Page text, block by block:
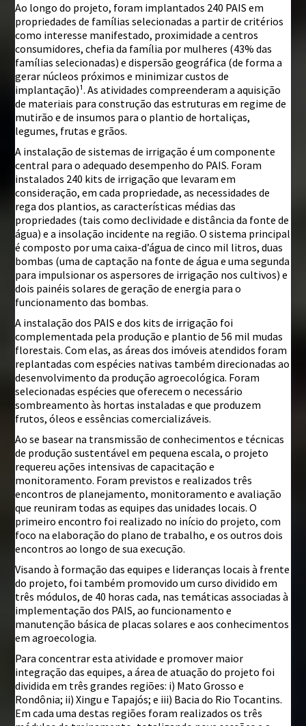
Ao longo do projeto, foram implantados 240 PAIS em
propriedades de famílias selecionadas a partir de critérios
como interesse manifestado, proximidade a centros
consumidores, chefia da família por mulheres (43% das
famílias selecionadas) e dispersão geográfica (de forma a
gerar núcleos próximos e minimizar custos de
implantação)¹. As atividades compreenderam a aquisição
de materiais para construção das estruturas em regime de
mutirão e de insumos para o plantio de hortaliças,
legumes, frutas e grãos.
A instalação de sistemas de irrigação é um componente
central para o adequado desempenho do PAIS. Foram
instalados 240 kits de irrigação que levaram em
consideração, em cada propriedade, as necessidades de
rega dos plantios, as características médias das
propriedades (tais como declividade e distância da fonte de
água) e a insolação incidente na região. O sistema principal
é composto por uma caixa-d’água de cinco mil litros, duas
bombas (uma de captação na fonte de água e uma segunda
para impulsionar os aspersores de irrigação nos cultivos) e
dois painéis solares de geração de energia para o
funcionamento das bombas.
A instalação dos PAIS e dos kits de irrigação foi
complementada pela produção e plantio de 56 mil mudas
florestais. Com elas, as áreas dos imóveis atendidos foram
replantadas com espécies nativas também direcionadas ao
desenvolvimento da produção agroecológica. Foram
selecionadas espécies que oferecem o necessário
sombreamento às hortas instaladas e que produzem
frutos, óleos e essências comercializáveis.
Ao se basear na transmissão de conhecimentos e técnicas
de produção sustentável em pequena escala, o projeto
requereu ações intensivas de capacitação e
monitoramento. Foram previstos e realizados três
encontros de planejamento, monitoramento e avaliação
que reuniram todas as equipes das unidades locais. O
primeiro encontro foi realizado no início do projeto, com
foco na elaboração do plano de trabalho, e os outros dois
encontros ao longo de sua execução.
Visando à formação das equipes e lideranças locais à frente
do projeto, foi também promovido um curso dividido em
três módulos, de 40 horas cada, nas temáticas associadas à
implementação dos PAIS, ao funcionamento e
manutenção básica de placas solares e aos conhecimentos
em agroecologia.
Para concentrar esta atividade e promover maior
integração das equipes, a área de atuação do projeto foi
dividida em três grandes regiões: i) Mato Grosso e
Rondônia; ii) Xingu e Tapajós; e iii) Bacia do Rio Tocantins.
Em cada uma destas regiões foram realizados os três